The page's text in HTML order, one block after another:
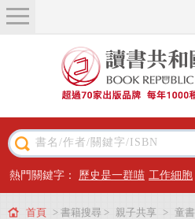
關於我們
近期新書
主題閱讀
出版專區
熱門關鍵字： 歷史是一群喵 工作細胞
首頁 > 書籍搜尋 > 親子共享 > 童書